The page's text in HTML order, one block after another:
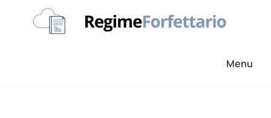
Menu